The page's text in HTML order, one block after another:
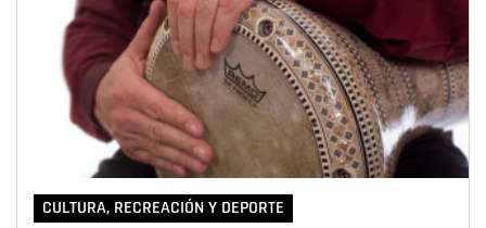
CULTURA, RECREACIÓN Y DEPORTE